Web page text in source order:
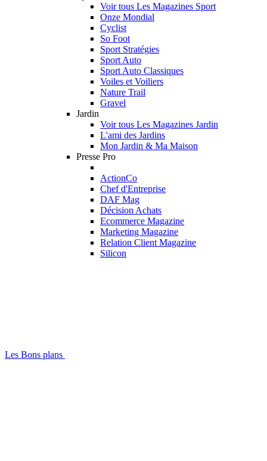
Voir tous Les Magazines Sport
Onze Mondial
Cyclist
So Foot
Sport Stratégies
Sport Auto
Sport Auto Classiques
Voiles et Voiliers
Nature Trail
Gravel
Jardin
Voir tous Les Magazines Jardin
L'ami des Jardins
Mon Jardin & Ma Maison
Presse Pro
ActionCo
Chef d'Entreprise
DAF Mag
Décision Achats
Ecommerce Magazine
Marketing Magazine
Relation Client Magazine
Silicon
Les Bons plans